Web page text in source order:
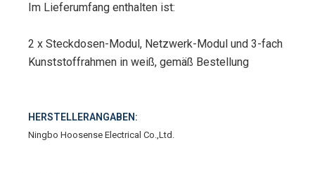
Im Lieferumfang enthalten ist:
2 x Steckdosen-Modul, Netzwerk-Modul und 3-fach
Kunststoffrahmen in weiß, gemäß Bestellung
HERSTELLERANGABEN:
Ningbo Hoosense Electrical Co.,Ltd.